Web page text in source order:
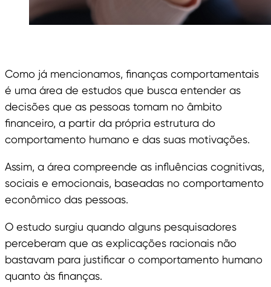
Como já mencionamos, finanças comportamentais
é uma área de estudos que busca entender as
decisões que as pessoas tomam no âmbito
financeiro, a partir da própria estrutura do
comportamento humano e das suas motivações.
Assim, a área compreende as influências cognitivas,
sociais e emocionais, baseadas no comportamento
econômico das pessoas.
O estudo surgiu quando alguns pesquisadores
perceberam que as explicações racionais não
bastavam para justificar o comportamento humano
quanto às finanças.